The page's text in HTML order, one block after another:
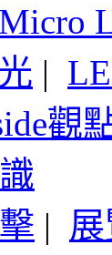
Micro
|
觀
|